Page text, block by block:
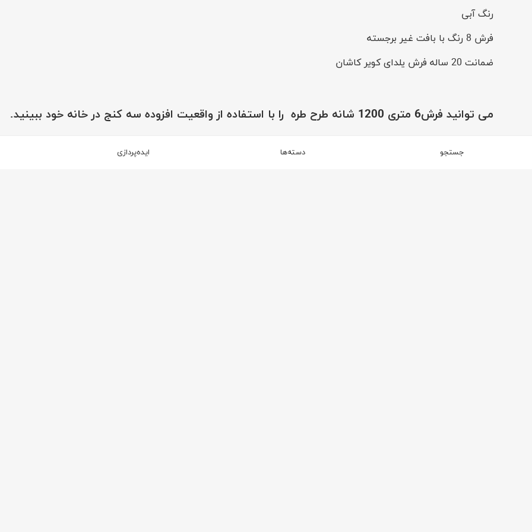
رنگ آبی
فرش 8 رنگ با بافت غیر برجسته
ضمانت 20 ساله فرش یلدای کویر کاشان
می توانید فرش6 متری 1200 شانه طرح طره را با استفاده از واقعیت افزوده سه کنج در خانه خود ببینید.
جستجو دسته‌ها ایده‌پردازی